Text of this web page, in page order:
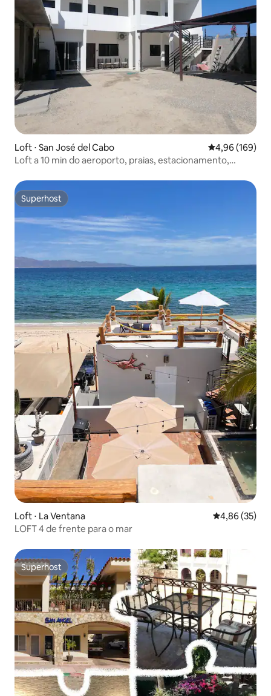
Loft ⋅ San José del Cabo 4,96 de uma
4,96 (169)
Loft a 10 min do aeroporto, praias, estacionamento,
Superhost
Superhost
Loft ⋅ La Ventana 4,86 de uma
4,86 (35)
LOFT 4 de frente para o mar
Superhost
Superhost